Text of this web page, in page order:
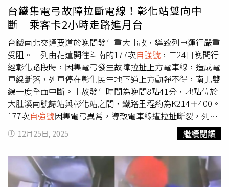
台鐵集電弓故障拉斷電線！彰化站雙向中
斷 乘客卡2小時走路進月台
台鐵南北交通要道於晚間發生重大事故，導致列車運行嚴重
受阻。一列由花蓮開往斗南的177次自強號 ，二24日晚間行
經彰化路段時，因集電弓發生故障拉扯上方電車線，造成電
車線斷落，列車停在彰化民生地下道上方動彈不得，南北雙
線一度全面中斷。事故發生時間為晚間8點41分，地點位於
大肚溪南號誌站與彰化站之間，鐵路里程約為K214＋400。
177次自強號因集電弓異常，導致電車線遭拉扯斷裂，列車
隨即失去動力停在軌道上，車上數百名旅客受困車廂內。受
到事故影響，成功站至彰化站之間的山線，以及追分站至彰
化站之間的海線，雙線均無法通行，南北向列車行駛全面受
阻，交通一度陷入癱瘓狀態。事故發生後，台鐵公司立即成
立一級應變小組進行處置。由於列車停在軌道上方，乘客無
12月25日, 2025 繼續閱讀